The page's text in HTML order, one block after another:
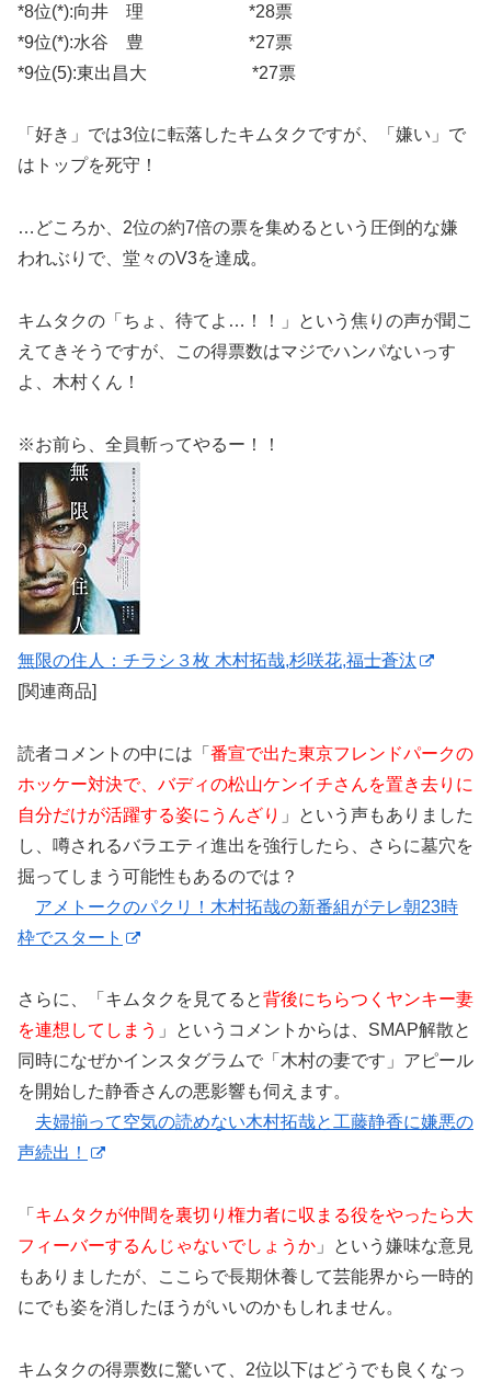
*8位(*):向井 理 *28票
*9位(*):水谷 豊 *27票
*9位(5):東出昌大 *27票
「好き」では3位に転落したキムタクですが、「嫌い」で
はトップを死守！
…どころか、2位の約7倍の票を集めるという圧倒的な嫌
われぶりで、堂々のV3を達成。
キムタクの「ちょ、待てよ…！！」という焦りの声が聞こ
えてきそうですが、この得票数はマジでハンパないっす
よ、木村くん！
※お前ら、全員斬ってやるー！！
無限の住人：チラシ３枚 木村拓哉,杉咲花,福士蒼汰
[関連商品]
読者コメントの中には「 番宣で出た東京フレンドパークの
ホッケー対決で、バディの松山ケンイチさんを置き去りに
自分だけが活躍する姿にうんざり 」という声もありました
し、噂されるバラエティ進出を強行したら、さらに墓穴を
掘ってしまう可能性もあるのでは？
アメトークのパクリ！木村拓哉の新番組がテレ朝23時
枠でスタート
さらに、「キムタクを見てると背後にちらつくヤンキー妻
を連想してしまう 」というコメントからは、SMAP解散と
同時になぜかインスタグラムで「木村の妻です」アピール
を開始した静香さんの悪影響も伺えます。
夫婦揃って空気の読めない木村拓哉と工藤静香に嫌悪の
声続出！
「 キムタクが仲間を裏切り権力者に収まる役をやったら大
フィーバーするんじゃないでしょうか 」という嫌味な意見
もありましたが、ここらで長期休養して芸能界から一時的
にでも姿を消したほうがいいのかもしれません。
キムタクの得票数に驚いて、2位以下はどうでも良くなっ